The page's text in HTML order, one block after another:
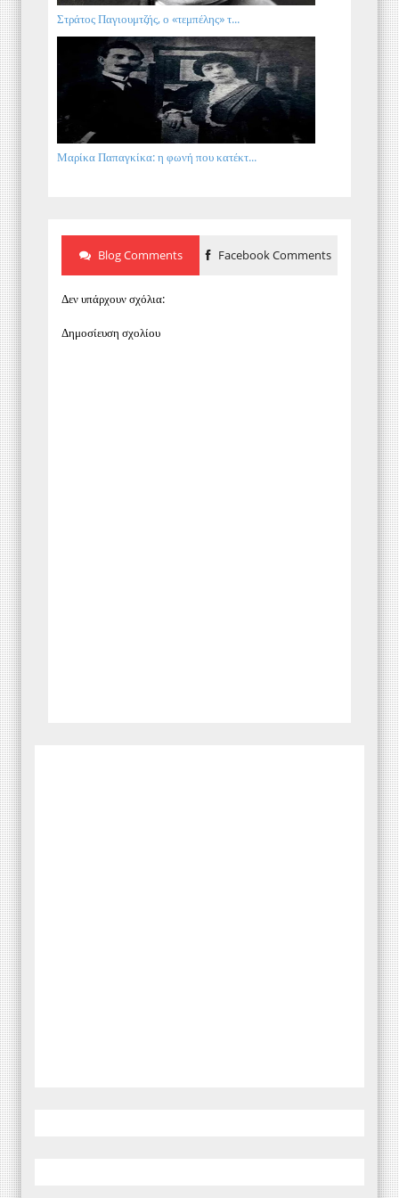
Στράτος Παγιουμτζής, ο «τεμπέλης» τ...
Μαρίκα Παπαγκίκα: η φωνή που κατέκτ...
Blog Comments Facebook Comments
Δεν υπάρχουν σχόλια:
Δημοσίευση σχολίου